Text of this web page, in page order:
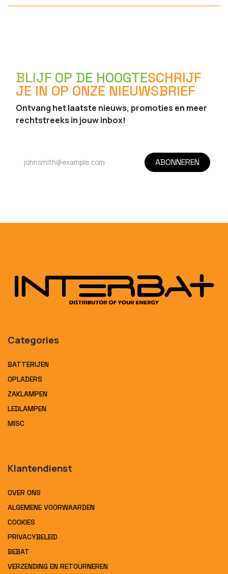
BLIJF OP DE HOOGTESCHRIJF
JE IN OP ONZE NIEUWSBRIEF
Ontvang het laatste nieuws, promoties en meer
rechtstreeks in jouw inbox!
ABONNEREN
Categories
BATTERIJEN
OPLADERS
ZAKLAMPEN
LEDLAMPEN
MISC
Klantendienst
OVER ONS
ALGEMENE VOORWAARDEN
COOKIES
PRIVACYBELEID
BEBAT
VERZENDING EN RETOURNEREN